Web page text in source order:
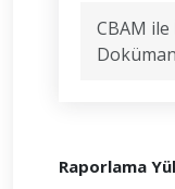
CBAM
Raporlama